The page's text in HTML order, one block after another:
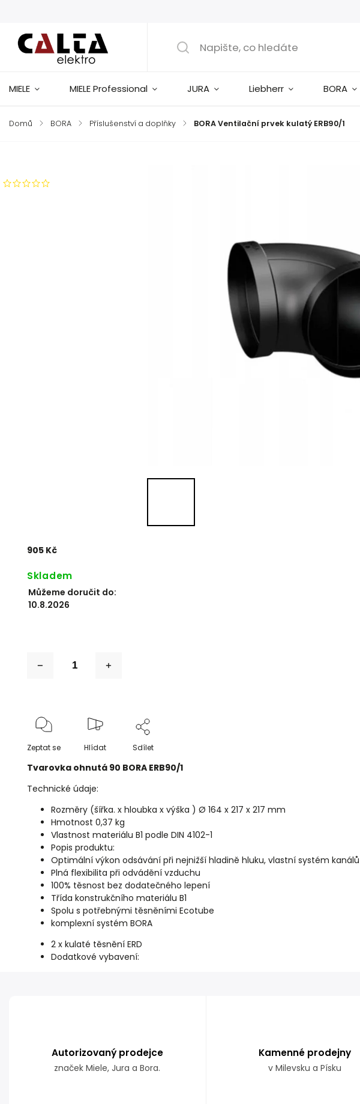
MIELE MIELE Professional JURA Liebherr BORA
Domů / BORA / Příslušenství a doplňky / BORA Ventilační prvek kulatý ERB90/1
905 Kč
Skladem
Můžeme doručit do:
10.8.2026
Zeptat se Hlídat Sdílet
Tvarovka ohnutá 90 BORA ERB90/1
Technické údaje:
Rozměry (šířka. x hloubka x výška ) Ø 164 x 217 x 217 mm
Hmotnost 0,37 kg
Vlastnost materiálu B1 podle DIN 4102-1
Popis produktu:
Optimální výkon odsávání při nejnižší hladině hluku, vlastní systém kanálů
Plná flexibilita při odvádění vzduchu
100% těsnost bez dodatečného lepení
Třída konstrukčního materiálu B1
Spolu s potřebnými těsněními Ecotube
komplexní systém BORA
2 x kulaté těsnění ERD
Dodatkové vybavení:
Autorizovaný prodejce
značek Miele, Jura a Bora.
Kamenné prodejny
v Milevsku a Písku